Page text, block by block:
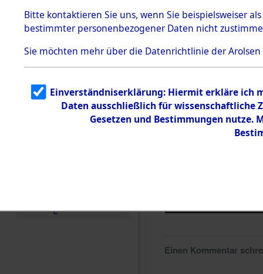
5.3.1 Alliierte
Erhebungen
zu
Todesmärsch
en
5.3.2
g
5.3.3
Todesmärsch
e
Einen Kommentar
Bitte kontaktieren Sie uns, wenn Sie beispielsweiser
bestimmter personenbezogener Daten nicht
Sie möchten mehr über die Datenrichtlinie der Arolsen
Einverständniserklärung: Hiermit erkläre ich
Daten ausschließlich für wissenschaftliche
Gesetzen und Bestimmungen nutze.